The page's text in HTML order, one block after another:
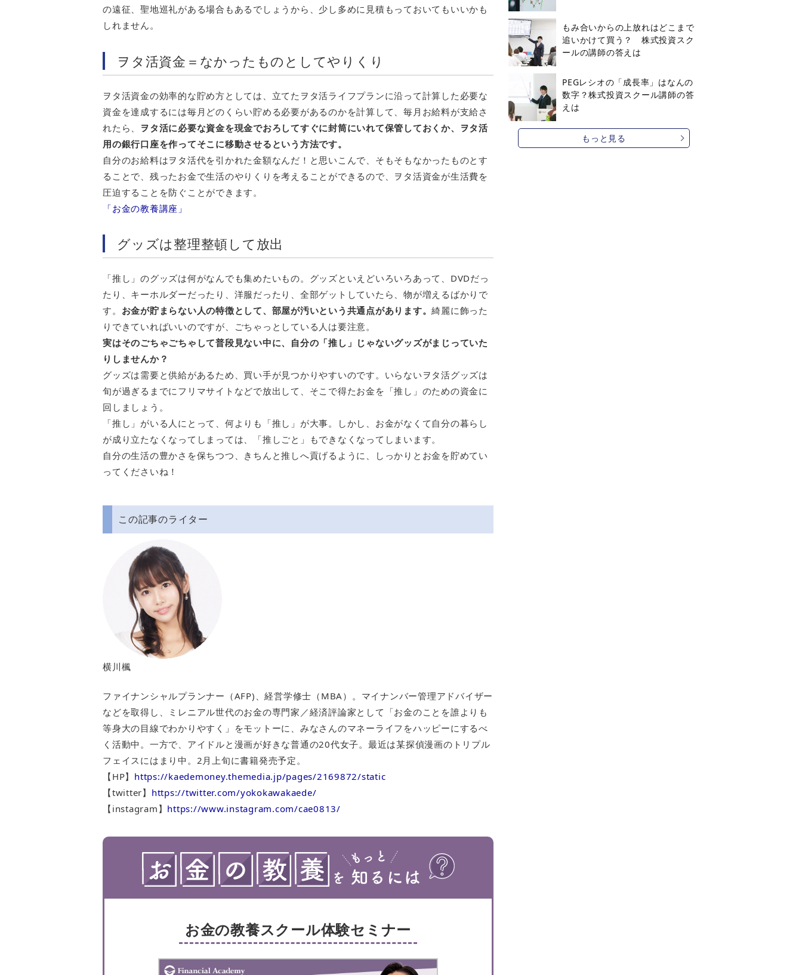
の遠征、聖地巡礼がある場合もあるでしょうから、少し多めに見積もっておいてもいいかも
しれません。
ヲタ活資金＝なかったものとしてやりくり
ヲタ活資金の効率的な貯め方としては、立てたヲタ活ライフプランに沿って計算した必要な
資金を達成するには毎月どのくらい貯める必要があるのかを計算して、毎月お給料が支給さ
れたら、 ヲタ活に必要な資金を現金でおろしてすぐに封筒にいれて保管しておくか、ヲタ活
用の銀行口座を作ってそこに移動させるという方法です。
自分のお給料はヲタ活代を引かれた金額なんだ！と思いこんで、そもそもなかったものとす
ることで、残ったお金で生活のやりくりを考えることができるので、ヲタ活資金が生活費を
圧迫することを防ぐことができます。
「お金の教養講座」
グッズは整理整頓して放出
「推し」のグッズは何がなんでも集めたいもの。グッズといえどいろいろあって、DVDだっ
たり、キーホルダーだったり、洋服だったり、全部ゲットしていたら、物が増えるばかりで
す。 お金が貯まらない人の特徴として、部屋が汚いという共通点があります。綺麗に飾った
りできていればいいのですが、ごちゃっとしている人は要注意。
実はそのごちゃごちゃして普段見ない中に、自分の「推し」じゃないグッズがまじっていた
りしませんか？
グッズは需要と供給があるため、買い手が見つかりやすいのです。いらないヲタ活グッズは
旬が過ぎるまでにフリマサイトなどで放出して、そこで得たお金を「推し」のための資金に
回しましょう。
「推し」がいる人にとって、何よりも「推し」が大事。しかし、お金がなくて自分の暮らし
が成り立たなくなってしまっては、「推しごと」もできなくなってしまいます。
自分の生活の豊かさを保ちつつ、きちんと推しへ貢げるように、しっかりとお金を貯めてい
ってくださいね！
この記事のライター
横川楓
ファイナンシャルプランナー（AFP)、経営学修士（MBA）。マイナンバー管理アドバイザー
などを取得し、ミレニアル世代のお金の専門家／経済評論家として「お金のことを誰よりも
等身大の目線でわかりやすく」をモットーに、みなさんのマネーライフをハッピーにするべ
く活動中。一方で、アイドルと漫画が好きな普通の20代女子。最近は某探偵漫画のトリプル
フェイスにはまり中。2月上旬に書籍発売予定。
【HP】 https://kaedemoney.themedia.jp/pages/2169872/static
【twitter】 https://twitter.com/yokokawakaede/
【instagram】 https://www.instagram.com/cae0813/
お金の教養スクール体験セミナー
もみ合いからの上放れはどこまで
追いかけて買う？ 株式投資スク
ールの講師の答えは
PEGレシオの「成長率」はなんの
数字？株式投資スクール講師の答
えは
もっと見る